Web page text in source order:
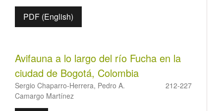
PDF (English)
Avifauna a lo largo del río Fucha en la
ciudad de Bogotá, Colombia
Sergio Chaparro-Herrera, Pedro A.
Camargo Martínez
212-227